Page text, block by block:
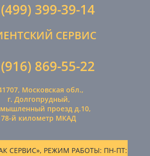
399-39-14
СЕРВИС
869-55-22
Московская обл.,
г. Долгопрудный,
проезд д.10,
78-й километр МКАД
СЕРВИС», РЕЖИМ РАБОТЫ: ПН-ПТ: